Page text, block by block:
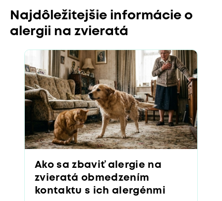
Najdôležitejšie informácie o
alergii na zvieratá
Ako sa zbaviť alergie na
zvieratá obmedzením
kontaktu s ich alergénmi